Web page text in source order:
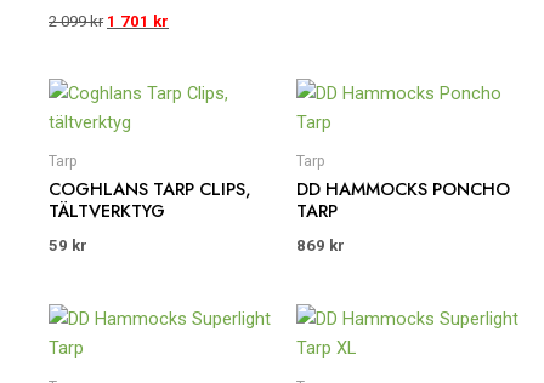
2 099kr 1 701 kr
Tarp
COGHLANS TARP CLIPS,
TÄLTVERKTYG
59 kr
Tarp
DD HAMMOCKS PONCHO
TARP
869 kr